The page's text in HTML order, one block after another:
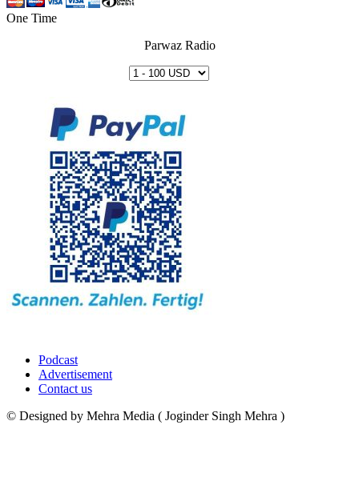
One Time
Parwaz Radio
Podcast
Advertisement
Contact us
© Designed by Mehra Media ( Joginder Singh Mehra )